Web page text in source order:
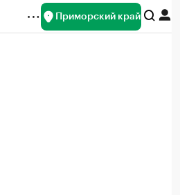
Приморский край